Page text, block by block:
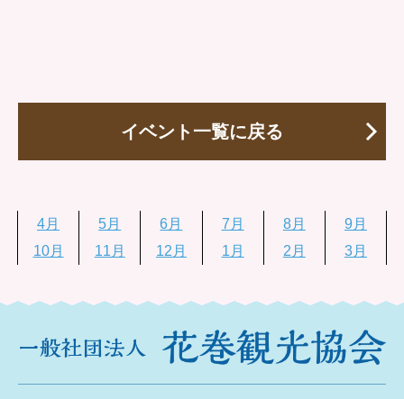
イベント一覧に戻る
4月 5月 6月 7月 8月
9月
10月
11月 12月 1月 2月 3月